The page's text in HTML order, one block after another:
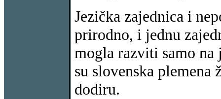
Jezička zajednica i
prirodno, i jednu
mogla razviti samo
su slovenska plemena
dodiru.